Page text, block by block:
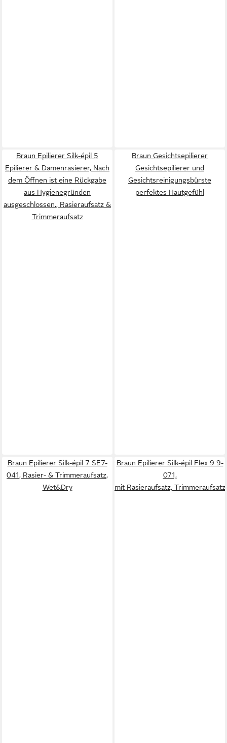
Braun Epilierer Silk-épil 5
Epilierer & Damenrasierer, Nach
dem Öffnen ist eine Rückgabe
aus Hygienegründen
ausgeschlossen., Rasieraufsatz &
Trimmeraufsatz
Braun Gesichtsepilierer
Gesichtsepilierer und
Gesichtsreinigungsbürste
perfektes Hautgefühl
Braun Epilierer Silk-épil 7 SE7-
041, Rasier- & Trimmeraufsatz,
Wet&Dry
Braun Epilierer Silk-épil Flex 9 9-
071,
mit Rasieraufsatz,